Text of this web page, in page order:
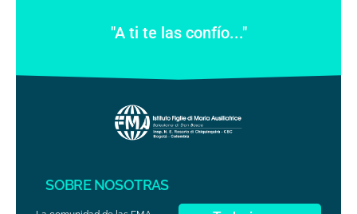
"A ti te las confío..."
SOBRE NOSOTRAS